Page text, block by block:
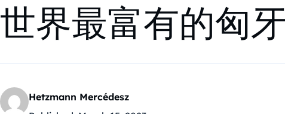
世界最富有的匈
Hetzmann Mercédesz